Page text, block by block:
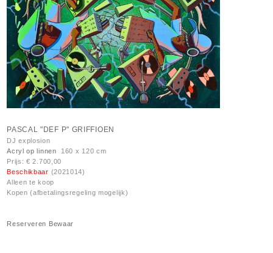
PASCAL "DEF P" GRIFFIOEN
DJ explosion
Acryl op linnen 160 x 120 cm
Prijs: € 2.700,00
Beschikbaar (2021014)
Alleen te koop
Kopen (afbetalingsregeling mogelijk)
Reserveren Bewaar